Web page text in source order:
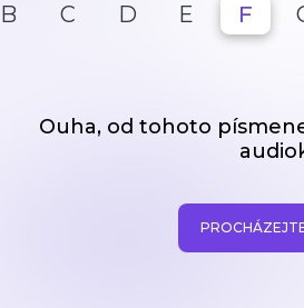
B C D E F
Ouha, od tohoto